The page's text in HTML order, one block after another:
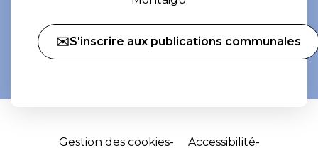
✉️S'inscrire aux publications communales
Gestion des cookies Accessibilité